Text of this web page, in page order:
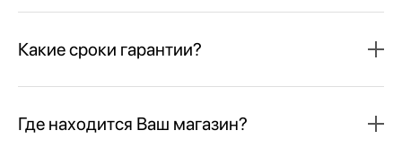
Какие сроки гарантии?
Где находится Ваш магазин?